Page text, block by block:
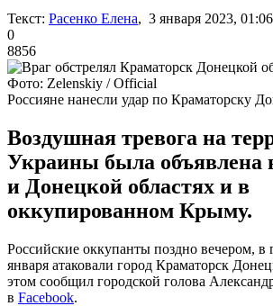
Текст: Расенко Елена, 3 января 2023, 01:06
0
8856
Фото: Zelenskiy / Official
Россияне нанесли удар по Краматорску
Воздушная тревога на
Украины была объявлена
и Донецкой областях и в
оккупированном Крыму.
Российские оккупанты поздно вечером, в
января атаковали город Краматорск
этом сообщил городской голова
в Facebook.